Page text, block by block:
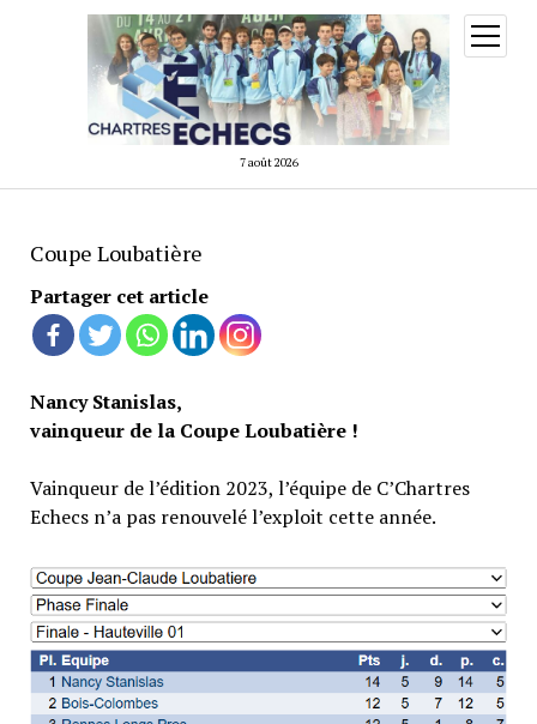
7 août 2026
ouvrir
menu
Coupe Loubatière
Partager cet article
Nancy Stanislas,
vainqueur de la Coupe Loubatière !
Vainqueur de l’édition 2023, l’équipe de C’Chartres
Echecs n’a pas renouvelé l’exploit cette année.